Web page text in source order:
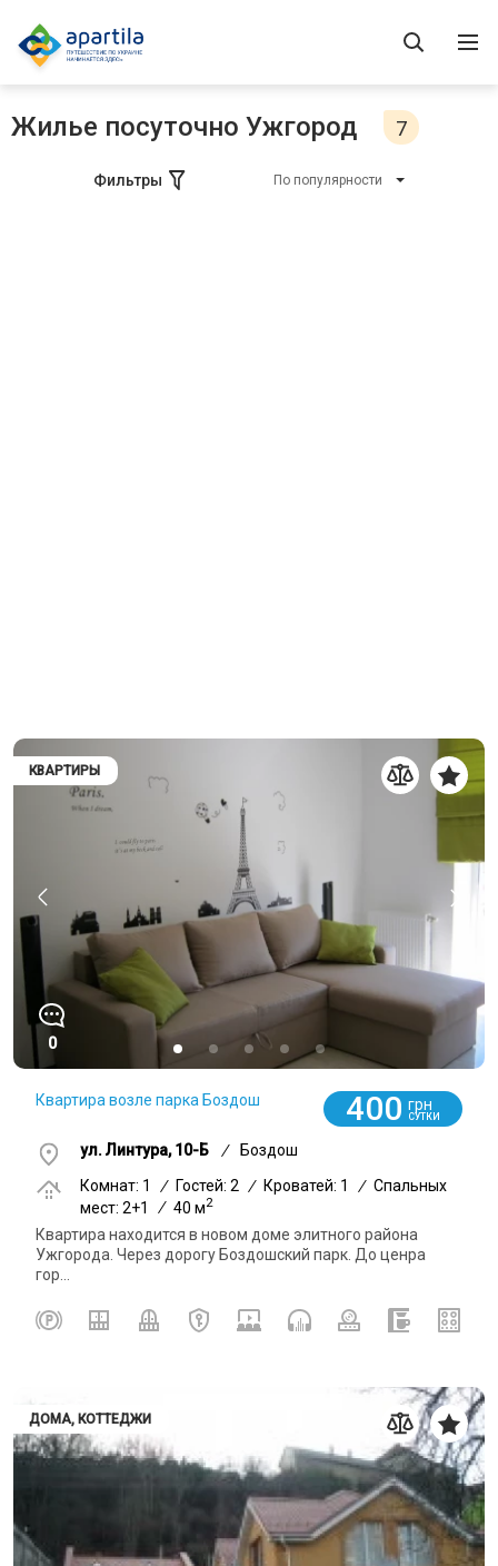
Жилье посуточно Ужгород 7
Фильтры По популярности
КВАРТИРЫ
0
Квартира возле парка Боздош 400 грн
СУТКИ
ул. Линтура, 10-Б /
Боздош
Комнат: 1
/ Гостей: 2 / Кроватей: 1 / Спальных
мест: 2+1
/ 40 м2
Квартира находится в новом доме элитного района
Ужгорода. Через дорогу Боздошский парк. До ценра
гор...
ДОМА, КОТТЕДЖИ